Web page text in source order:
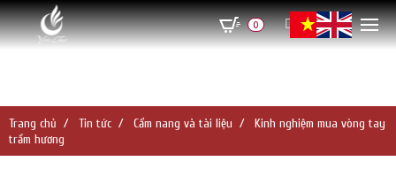
0
Trang chủ Tin tức Cẩm nang và tài liệu
Kinh nghiệm mua vòng tay
trầm hương